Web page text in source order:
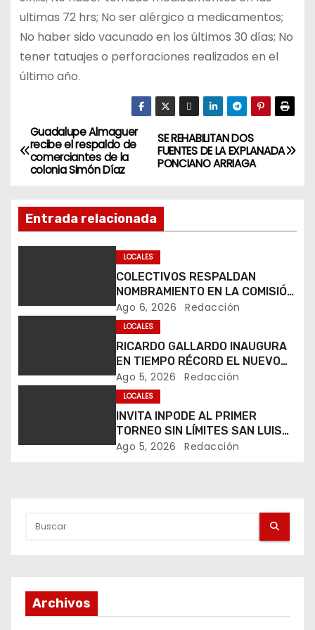
ultimas 72 hrs; No ser alérgico a medicamentos;
No haber sido vacunado en los últimos 30 días; No
tener tatuajes o perforaciones realizados en el
último año.
N
a
e
c
ó
a
SE REHABILITAN DOS
FUENTES DE LA EXPLANADA
PONCIANO ARRIAGA
Guadalupe Almaguer
recibe el respaldo de
comerciantes de la
colonia Simón Díaz
Entrada relacionada
LOCALES
COLECTIVOS RESPALDAN
NOMBRAMIENTO EN LA COMISIÓN
ESTATAL DE BÚSQUEDA DE
PERSONAS.
Ago 6, 2026 Redacción
LOCALES
RICARDO GALLARDO INAUGURA
EN TIEMPO RÉCORD EL NUEVO
PASO A DESNIVEL DE CIRCUITO
POTOSÍ
Ago 5, 2026 Redacción
LOCALES
INVITA INPODE AL PRIMER
TORNEO SIN LÍMITES SAN LUIS
OPEN 2026
Ago 5, 2026 Redacción
Archivos